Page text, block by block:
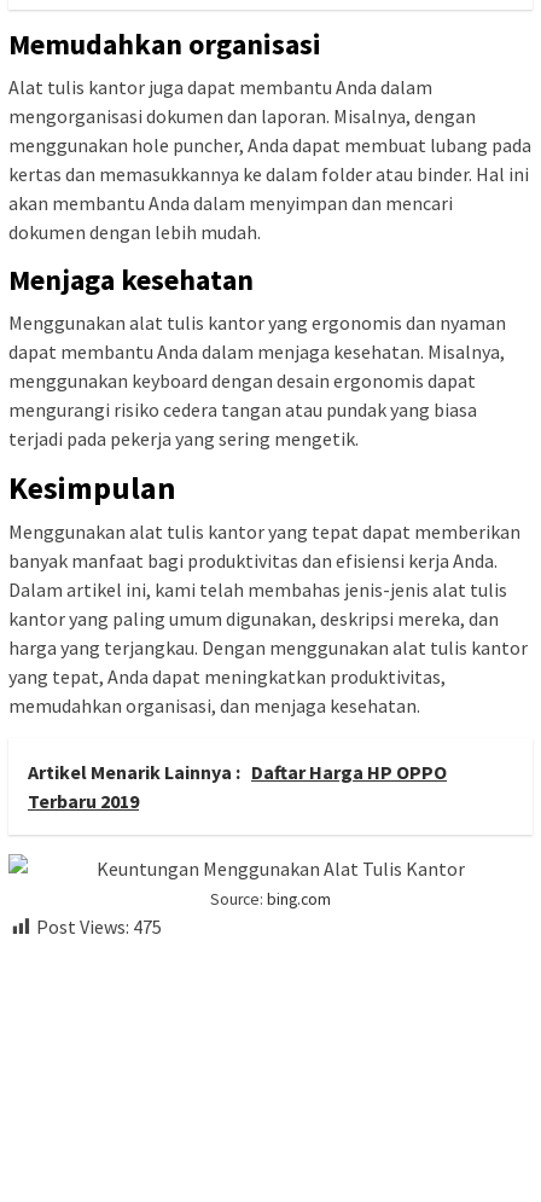
Memudahkan organisasi
Alat tulis kantor juga dapat membantu Anda dalam
mengorganisasi dokumen dan laporan. Misalnya, dengan
menggunakan hole puncher, Anda dapat membuat lubang pada
kertas dan memasukkannya ke dalam folder atau binder. Hal ini
akan membantu Anda dalam menyimpan dan mencari
dokumen dengan lebih mudah.
Menjaga kesehatan
Menggunakan alat tulis kantor yang ergonomis dan nyaman
dapat membantu Anda dalam menjaga kesehatan. Misalnya,
menggunakan keyboard dengan desain ergonomis dapat
mengurangi risiko cedera tangan atau pundak yang biasa
terjadi pada pekerja yang sering mengetik.
Kesimpulan
Menggunakan alat tulis kantor yang tepat dapat memberikan
banyak manfaat bagi produktivitas dan efisiensi kerja Anda.
Dalam artikel ini, kami telah membahas jenis-jenis alat tulis
kantor yang paling umum digunakan, deskripsi mereka, dan
harga yang terjangkau. Dengan menggunakan alat tulis kantor
yang tepat, Anda dapat meningkatkan produktivitas,
memudahkan organisasi, dan menjaga kesehatan.
Artikel Menarik Lainnya : Daftar Harga HP OPPO
Terbaru 2019
Source: bing.com
Post Views: 475